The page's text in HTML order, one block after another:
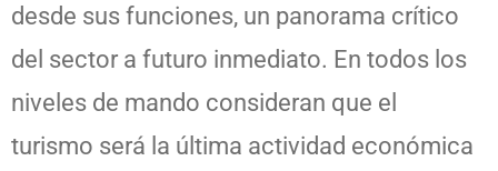
desde sus funciones, un panorama crítico
del sector a futuro inmediato. En todos los
niveles de mando consideran que el
turismo será la última actividad económica